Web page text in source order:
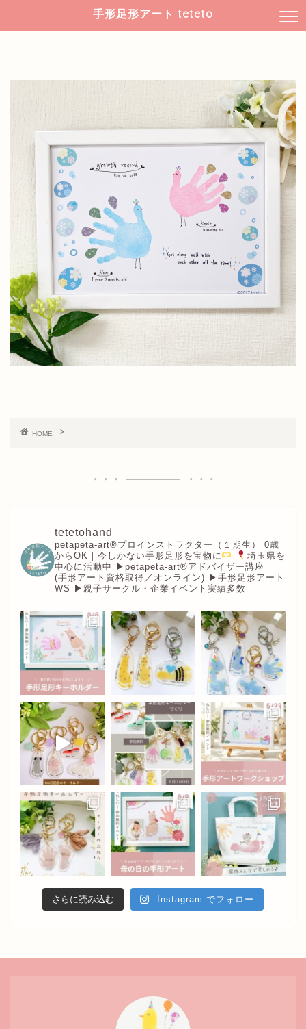
手形足形アート teteto
HOME
tetetohand
petapeta-art®︎プロインストラクター（１期生）
0歳
からOK｜今しかない手形足形を宝物に
埼玉県を
中心に活動中 ▶︎petapeta-art®アドバイザー講座
(手形アート資格取得／オンライン) ▶︎手形足形アート
WS ▶︎親子サークル・企業イベント実績多数
さらに読み込む Instagram でフォロー